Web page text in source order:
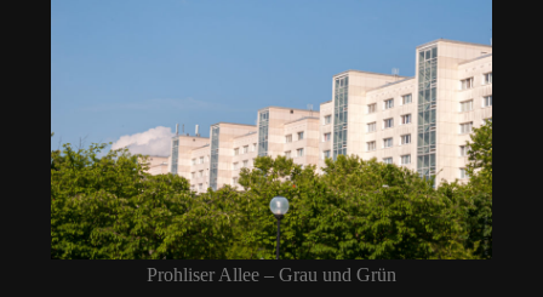
Prohliser Allee – Grau und Grün